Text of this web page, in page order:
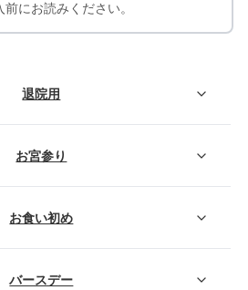
前にお読みください。
退院用
お宮参り
お食い初め
バースデー